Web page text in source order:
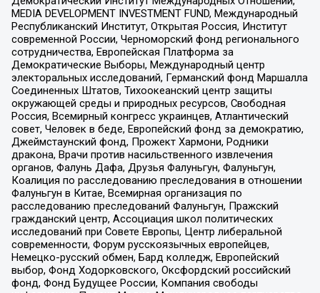
MEDIA DEVELOPMENT INVESTMENT FUND, Международный
Республиканский Институт, Открытая Россия, Институт
современной России, Черноморский фонд регионального
сотрудничества, Европейская Платформа за
Демократические Выборы, Международный центр
электоральных исследований, Германский фонд Маршалла
Соединенных Штатов, Тихоокеанский центр защиты
окружающей среды и природных ресурсов, Свободная
Россия, Всемирный конгресс украинцев, Атлантический
совет, Человек в беде, Европейский фонд за демократию,
Джеймстаунский фонд, Прожект Хармони, Родники
дракона, Врачи против насильственного извлечения
органов, Фалунь Дафа, Друзья Фалуньгун, Фалуньгун,
Коалиция по расследованию преследования в отношении
Фалуньгун в Китае, Всемирная организация по
расследованию преследований Фалуньгун, Пражский
гражданский центр, Ассоциация школ политических
исследований при Совете Европы, Центр либеральной
современности, Форум русскоязычных европейцев,
Немецко-русский обмен, Бард колледж, Европейский
выбор, Фонд Ходорковского, Оксфордский российский
фонд, Фонд Будущее России, Компания свободы